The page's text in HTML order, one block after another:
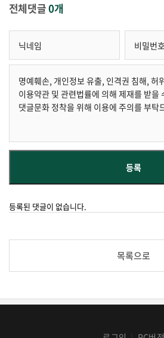
전체댓글0개
등록된 댓글이 없습니다.
목록으로